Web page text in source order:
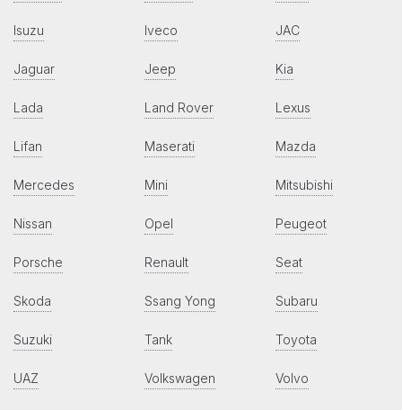
Isuzu Iveco JAC
Jaguar Jeep Kia
Lada Land Rover Lexus
Lifan Maserati Mazda
Mercedes Mini Mitsubishi
Nissan Opel Peugeot
Porsche Renault Seat
Skoda Ssang Yong Subaru
Suzuki Tank Toyota
UAZ Volkswagen Volvo